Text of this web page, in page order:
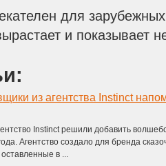
для
и показывает
Instinct решили добавить
Агентство создало для бренда
в ...